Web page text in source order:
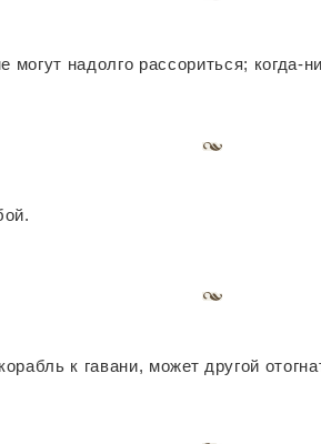
надолго рассориться; когда-
к гавани, может другой